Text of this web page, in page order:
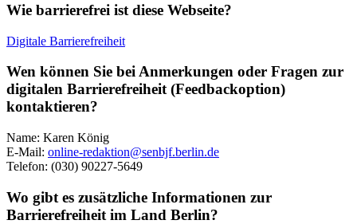
Wie barrierefrei ist diese Webseite?
Digitale Barrierefreiheit
Wen können Sie bei Anmerkungen oder Fragen zur
digitalen Barrierefreiheit (Feedbackoption)
kontaktieren?
Name: Karen König
E-Mail: online-redaktion@senbjf.berlin.de
Telefon: (030) 90227-5649
Wo gibt es zusätzliche Informationen zur
Barrierefreiheit im Land Berlin?